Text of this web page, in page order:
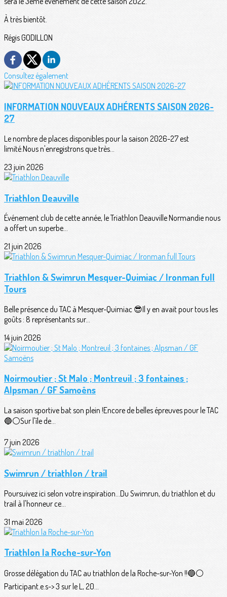
À très bientôt.
Régis GODILLON
Consultez également
INFORMATION NOUVEAUX ADHÉRENTS SAISON 2026-
27
Le nombre de places disponibles pour la saison 2026-27 est
limité.Nous n'enregistrons que très...
23 juin 2026
Triathlon Deauville
Événement club de cette année, le Triathlon Deauville Normandie nous
a offert un superbe...
21 juin 2026
Triathlon & Swimrun Mesquer-Quimiac / Ironman full
Tours
Belle présence du TAC à Mesquer-Quimiac 😎Il y en avait pour tous les
goûts : 8 représentants sur...
14 juin 2026
Noirmoutier ; St Malo ; Montreuil ; 3 fontaines ;
Alpsman / GF Samoëns
La saison sportive bat son plein !Encore de belles épreuves pour le TAC
🔵⚪️Sur l'île de...
7 juin 2026
Swimrun / triathlon / trail
Poursuivez ici selon votre inspiration...Du Swimrun, du triathlon et du
trail à l'honneur ce...
31 mai 2026
Triathlon la Roche-sur-Yon
Grosse délégation du TAC au triathlon de la Roche-sur-Yon !!🔵⚪️
Participant.e.s-> 3 sur le L, 20...